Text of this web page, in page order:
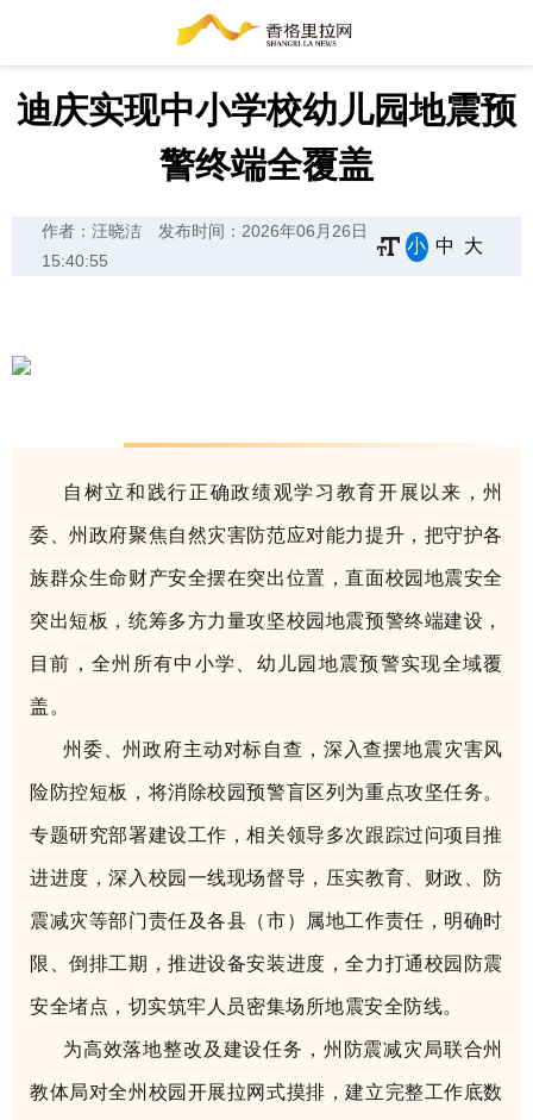
迪庆实现中小学校幼儿园地震预
警终端全覆盖
作者：汪晓洁
发布时间：2026年06月26日
15:40:55
小 中 大
自树立和践行正确政绩观学习教育开展以来，州
委、州政府聚焦自然灾害防范应对能力提升，把守护各
族群众生命财产安全摆在突出位置，直面校园地震安全
突出短板，统筹多方力量攻坚校园地震预警终端建设，
目前，全州所有中小学、幼儿园地震预警实现全域覆
盖。
州委、州政府主动对标自查，深入查摆地震灾害风
险防控短板，将消除校园预警盲区列为重点攻坚任务。
专题研究部署建设工作，相关领导多次跟踪过问项目推
进进度，深入校园一线现场督导，压实教育、财政、防
震减灾等部门责任及各县（市）属地工作责任，明确时
限、倒排工期，推进设备安装进度，全力打通校园防震
安全堵点，切实筑牢人员密集场所地震安全防线。
为高效落地整改及建设任务，州防震减灾局联合州
教体局对全州校园开展拉网式摸排，建立完整工作底数